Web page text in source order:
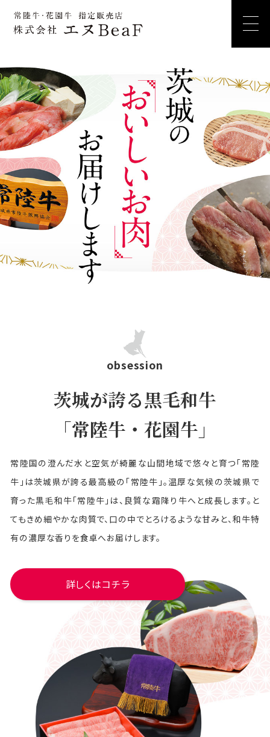
obsession
茨城が誇る黒毛和牛
「常陸牛・花園牛」
常陸国の澄んだ水と空気が綺麗な山間地域で悠々と育つ「常陸
牛」は茨城県が誇る最高級の「常陸牛」。温厚な気候の茨城県で
育った黒毛和牛「常陸牛」は、良質な霜降り牛へと成長します。と
てもきめ細やかな肉質で、口の中でとろけるような甘みと、和牛特
有の濃厚な香りを食卓へお届けします。
詳しくはコチラ